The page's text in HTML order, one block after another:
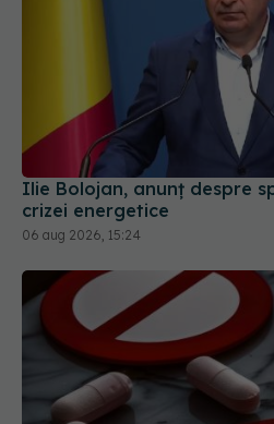
Ilie Bolojan, anunț despre
crizei energetice
06 aug 2026, 15:24